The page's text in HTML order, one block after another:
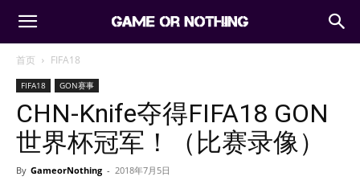
首页 FIFA18
FIFA18 GON赛事
CHN-Knife夺得FIFA18 GON
世界杯冠军！（比赛录像）
By GameorNothing - 2018年7月5日